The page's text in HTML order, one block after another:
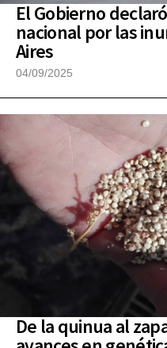
El Gobierno
nacional por las
Aires
04/09/2025
De la quinua al